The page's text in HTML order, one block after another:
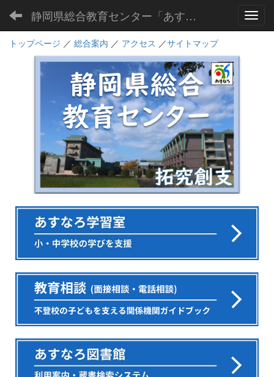
静岡県総合教育センター「あすなろ」
トップページ ／ 総合案内 ／ アクセス ／サイトマップ